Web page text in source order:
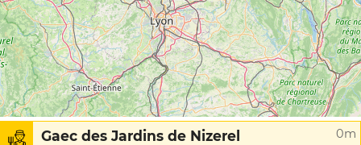
Gaec des Jardins de Nizerel 0m